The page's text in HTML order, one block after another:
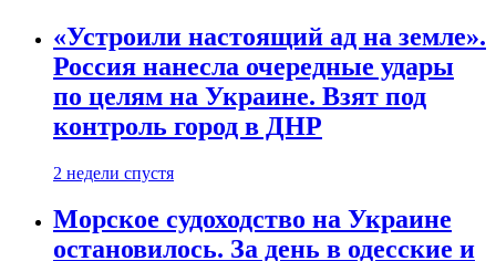
«Устроили настоящий ад на земле».
Россия нанесла очередные удары
по целям на Украине. Взят под
контроль город в ДНР
2 недели спустя
Морское судоходство на Украине
остановилось. За день в одесские и